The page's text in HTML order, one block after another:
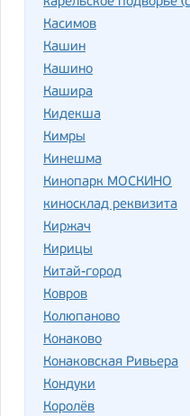
Касимов
Кашин
Кашино
Кашира
Кидекша
Кимры
Кинешма
Кинопарк МОСКИНО
киносклад реквизита
Киржач
Кирицы
Китай-город
Ковров
Колюпаново
Конаково
Конаковская Ривьера
Кондуки
Королёв